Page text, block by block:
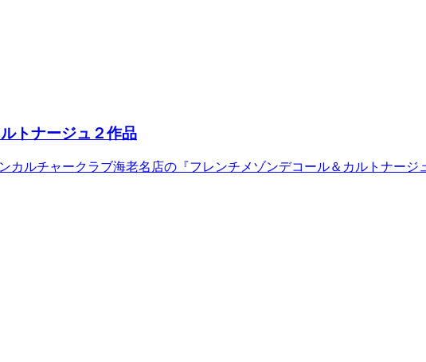
トナージュ２作品
カルチャークラブ海老名店の『フレンチメゾンデコール＆カルトナー